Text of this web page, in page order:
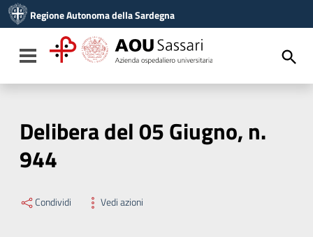
Vai al menu di navigazione
Vai al footer
Regione Autonoma della Sardegna
Toggle navigation
Delibera del 05 Giugno, n.
944
Condividi Vedi azioni